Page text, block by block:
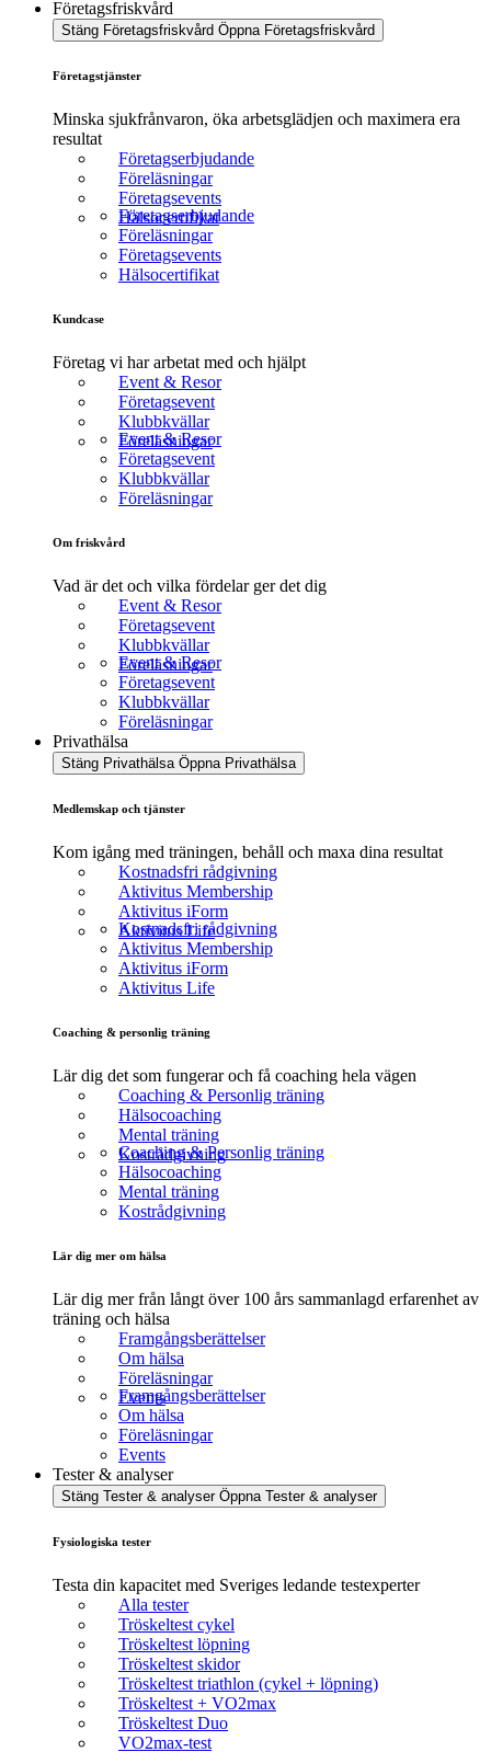
Företagsfriskvård
Stäng Företagsfriskvård Öppna Företagsfriskvård
Företagstjänster
Minska sjukfrånvaron, öka arbetsglädjen och maximera era
resultat
Företagserbjudande
Föreläsningar
Företagsevents
Hälsocertifikat
Företagserbjudande
Föreläsningar
Företagsevents
Hälsocertifikat
Kundcase
Företag vi har arbetat med och hjälpt
Event & Resor
Företagsevent
Klubbkvällar
Föreläsningar
Event & Resor
Företagsevent
Klubbkvällar
Föreläsningar
Om friskvård
Vad är det och vilka fördelar ger det dig
Event & Resor
Företagsevent
Klubbkvällar
Föreläsningar
Event & Resor
Företagsevent
Klubbkvällar
Föreläsningar
Privathälsa
Stäng Privathälsa Öppna Privathälsa
Medlemskap och tjänster
Kom igång med träningen, behåll och maxa dina resultat
Kostnadsfri rådgivning
Aktivitus Membership
Aktivitus iForm
Aktivitus Life
Kostnadsfri rådgivning
Aktivitus Membership
Aktivitus iForm
Aktivitus Life
Coaching & personlig träning
Lär dig det som fungerar och få coaching hela vägen
Coaching & Personlig träning
Hälsocoaching
Mental träning
Kostrådgivning
Coaching & Personlig träning
Hälsocoaching
Mental träning
Kostrådgivning
Lär dig mer om hälsa
Lär dig mer från långt över 100 års sammanlagd erfarenhet av
träning och hälsa
Framgångsberättelser
Om hälsa
Föreläsningar
Events
Framgångsberättelser
Om hälsa
Föreläsningar
Events
Tester & analyser
Stäng Tester & analyser Öppna Tester & analyser
Fysiologiska tester
Testa din kapacitet med Sveriges ledande testexperter
Alla tester
Tröskeltest cykel
Tröskeltest löpning
Tröskeltest skidor
Tröskeltest triathlon (cykel + löpning)
Tröskeltest + VO2max
Tröskeltest Duo
VO2max-test